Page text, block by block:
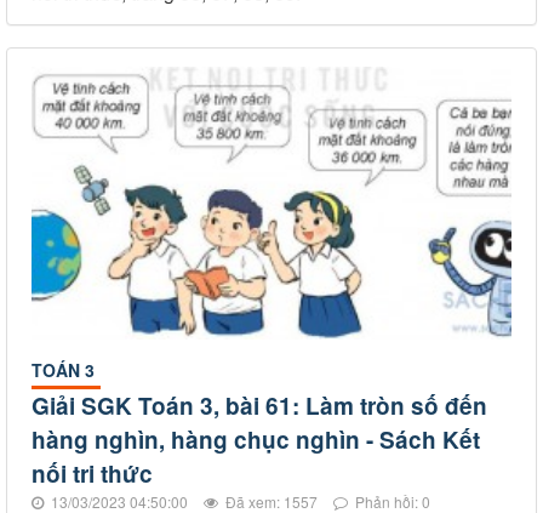
TOÁN 3
Giải SGK Toán 3, bài 61: Làm tròn số đến
hàng nghìn, hàng chục nghìn - Sách Kết
nối tri thức
13/03/2023 04:50:00 Đã xem: 1557 Phản hồi: 0